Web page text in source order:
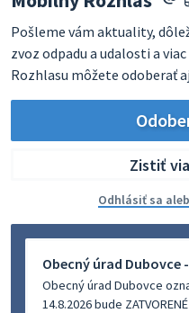
Pošleme vám aktuality,
zvoz odpadu a udalosti a viac
Rozhlasu môžete odoberať
Zistiť
Odhlásiť sa
Obecný úrad Dubovce
Obecný úrad Dubovce
14.8.2026 bude